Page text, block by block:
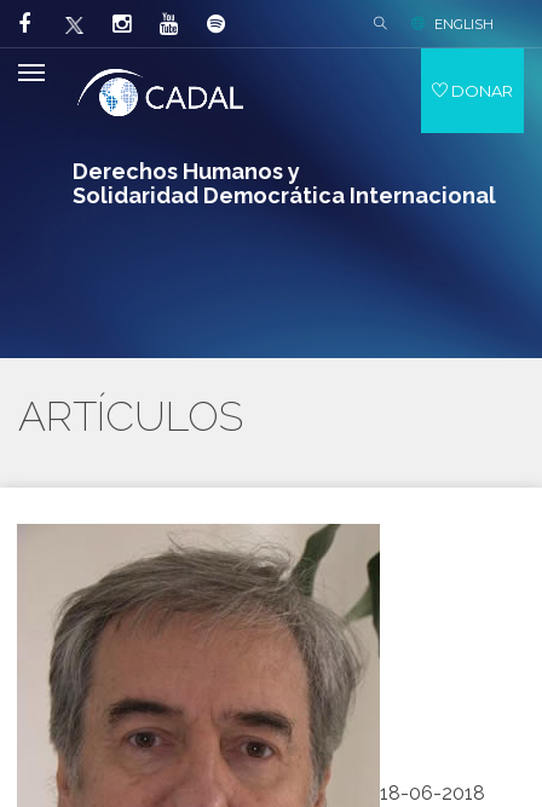
Derechos Humanos y
Solidaridad Democrática Internacional
ENGLISH
DONAR
ARTÍCULOS
18-06-2018